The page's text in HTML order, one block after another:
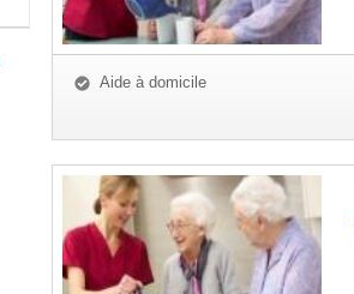
Aide à domicile